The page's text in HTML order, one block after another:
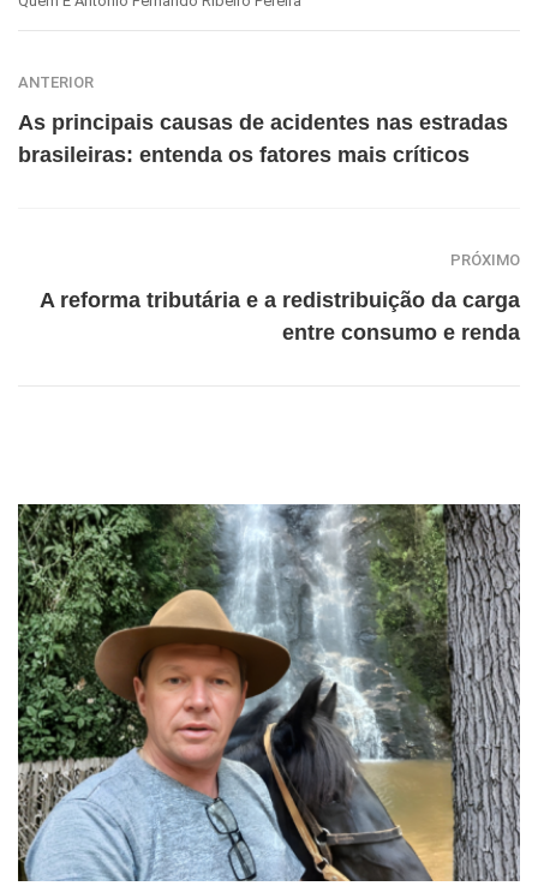
ANTERIOR
As principais causas de acidentes nas estradas
brasileiras: entenda os fatores mais críticos
PRÓXIMO
A reforma tributária e a redistribuição da carga
entre consumo e renda